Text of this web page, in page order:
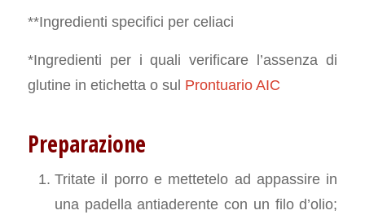
**Ingredienti specifici per celiaci
*Ingredienti per i quali verificare l’assenza di
glutine in etichetta o sul Prontuario AIC
Preparazione
Tritate il porro e mettetelo ad appassire in
una padella antiaderente con un filo d’olio;